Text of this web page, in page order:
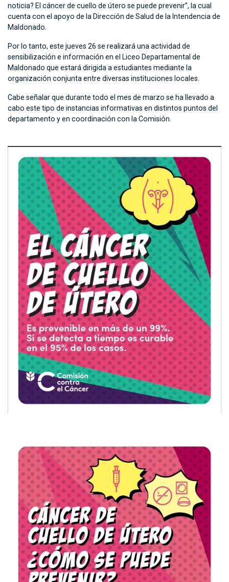
noticia? El cáncer de cuello de útero se puede prevenir”, la cual
cuenta con el apoyo de la Dirección de Salud de la Intendencia de
Maldonado.
Por lo tanto, este jueves 26 se realizará una actividad de
sensibilización e información en el Liceo Departamental de
Maldonado que estará dirigida a estudiantes mediante la
organización conjunta entre diversas instituciones locales.
Cabe señalar que durante todo el mes de marzo se ha llevado a
cabo este tipo de instancias informativas en distintos puntos del
departamento y en coordinación con la Comisión.